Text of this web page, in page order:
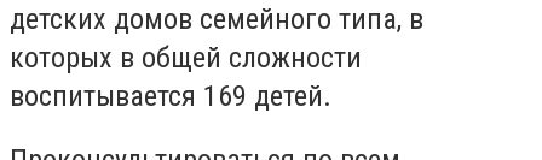
детских домов семейного типа, в
которых в общей сложности
воспитывается 169 детей.